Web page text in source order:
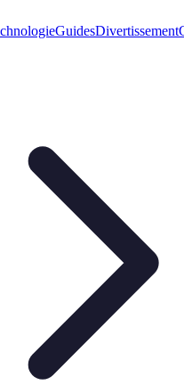
GuidesDivertissement